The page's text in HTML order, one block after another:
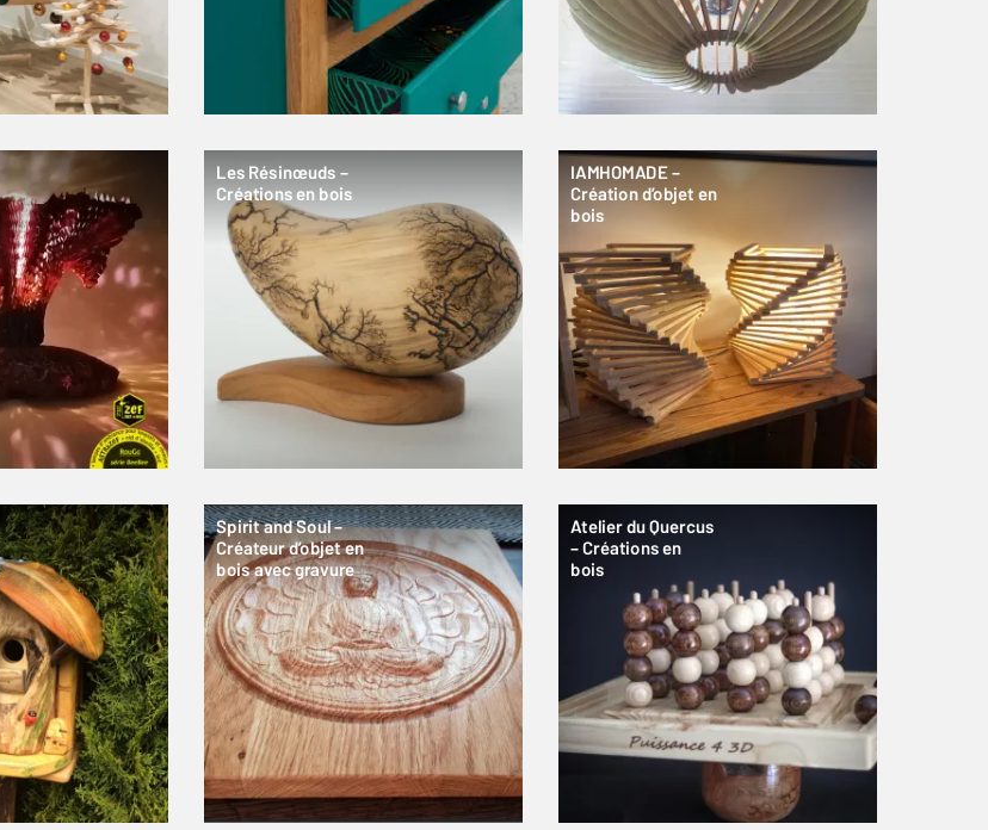
Les Résinœuds –
Créations en bois
IAMHOMADE –
Création d’objet en
bois
Spirit and Soul –
Créateur d’objet en
bois avec gravure
Atelier du Quercus
– Créations en
bois